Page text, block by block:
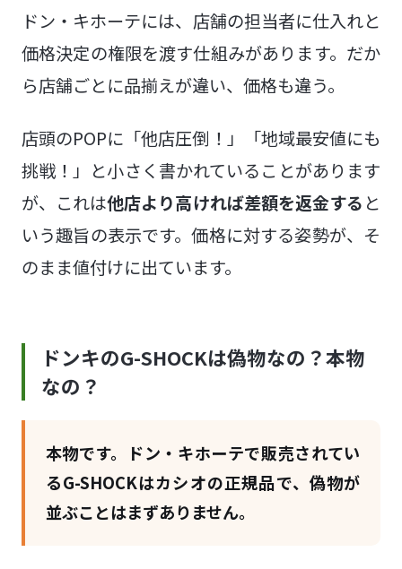
ドン・キホーテには、店舗の担当者に仕入れと
価格決定の権限を渡す仕組みがあります。だか
ら店舗ごとに品揃えが違い、価格も違う。
店頭のPOPに「他店圧倒！」「地域最安値にも
挑戦！」と小さく書かれていることがあります
が、これは他店より高ければ差額を返金する と
いう趣旨の表示です。価格に対する姿勢が、そ
のまま値付けに出ています。
ドンキのG-SHOCKは偽物なの？本物
なの？
本物です。ドン・キホーテで販売されてい
るG-SHOCKはカシオの正規品で、偽物が
並ぶことはまずありません。